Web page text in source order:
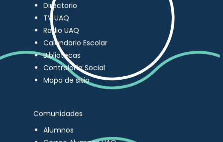
Directorio
TV UAQ
Radio UAQ
Calendario Escolar
Bibliotecas
Contraloría Social
Mapa de sitio
Comunidades
Alumnos